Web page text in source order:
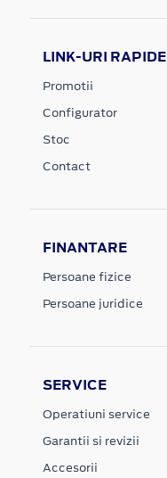
LINK-URI RAPIDE
Promotii
Configurator
Stoc
Contact
FINANTARE
Persoane fizice
Persoane juridice
SERVICE
Operatiuni service
Garantii si revizii
Accesorii